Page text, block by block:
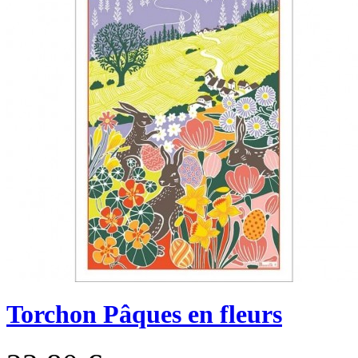
Torchon Pâques en fleurs